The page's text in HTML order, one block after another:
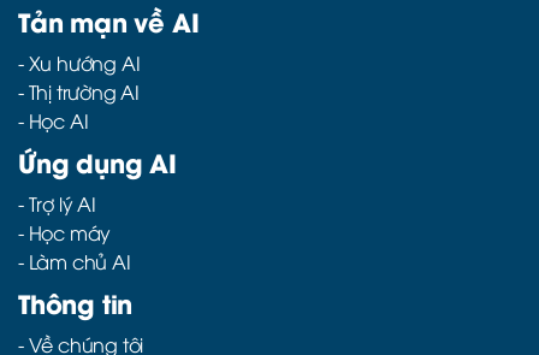
Tản mạn về AI
-Xu hướng AI
-Thị trường AI
- Học AI
Ứng dụng AI
-Trợ lý AI
- Học máy
- Làm chủ AI
Thông tin
- Về chúng tôi